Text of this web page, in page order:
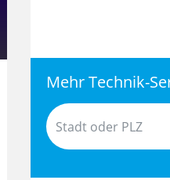
Mehr Technik-